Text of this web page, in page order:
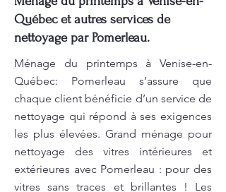
Québec et autres services de
nettoyage par Pomerleau.
Ménage du printemps à Venise-en-
Québec: Pomerleau s’assure que
chaque client bénéficie d’un service de
nettoyage qui répond à ses exigences
les plus élevées. Grand ménage pour
nettoyage des vitres intérieures et
extérieures avec Pomerleau : pour des
vitres sans traces et brillantes ! Les